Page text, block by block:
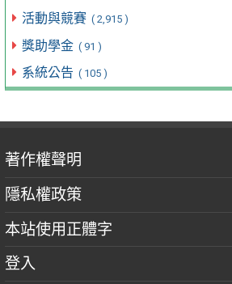
活動與競賽 ( 2,915 )
獎助學金 ( 91 )
系統公告 ( 105 )
著作權聲明
隱私權政策
本站使用正體字
登入